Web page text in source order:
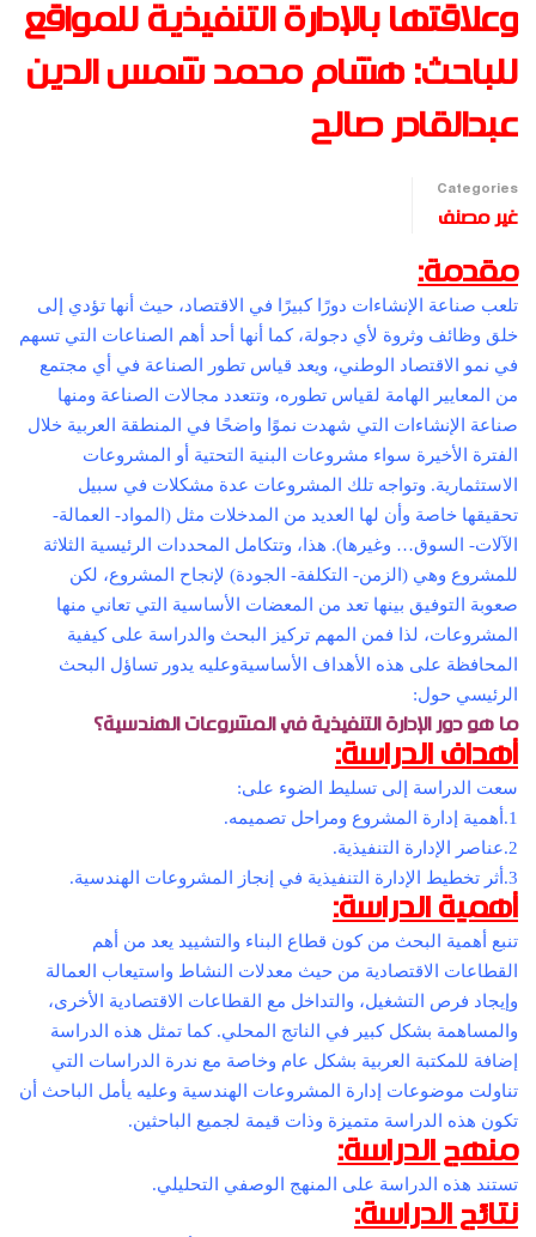
وعلاقتها بالإدارة التنفيذية للمواقع
للباحث: هشام محمد شمس الدين
عبدالقادر صالح
Categories
غير مصنف
مقدمة:
تلعب صناعة الإنشاءات دورًا كبيرًا في الاقتصاد، حيث أنها تؤدي إلى
خلق وظائف وثروة لأي دجولة، كما أنها أحد أهم الصناعات التي تسهم
في نمو الاقتصاد الوطني، ويعد قياس تطور الصناعة في أي مجتمع
من المعايير الهامة لقياس تطوره، وتتعدد مجالات الصناعة ومنها
صناعة الإنشاءات التي شهدت نموًا واضحًا في المنطقة العربية خلال
الفترة الأخيرة سواء مشروعات البنية التحتية أو المشروعات
الاستثمارية. وتواجه تلك المشروعات عدة مشكلات في سبيل
تحقيقها خاصة وأن لها العديد من المدخلات مثل (المواد- العمالة-
الآلات- السوق… وغيرها). هذا، وتتكامل المحددات الرئيسية الثلاثة
للمشروع وهي (الزمن- التكلفة- الجودة) لإنجاح المشروع، لكن
صعوبة التوفيق بينها تعد من المعضات الأساسية التي تعاني منها
المشروعات، لذا فمن المهم تركيز البحث والدراسة على كيفية
المحافظة على هذه الأهداف الأساسيةوعليه يدور تساؤل البحث
الرئيسي حول:
ما هو دور الإدارة التنفيذية في المشروعات الهندسية؟
أهداف الدراسة:
سعت الدراسة إلى تسليط الضوء على:
1.أهمية إدارة المشروع ومراحل تصميمه.
2.عناصر الإدارة التنفيذية.
3.أثر تخطيط الإدارة التنفيذية في إنجاز المشروعات الهندسية.
أهمية الدراسة:
تنبع أهمية البحث من كون قطاع البناء والتشييد يعد من أهم
القطاعات الاقتصادية من حيث معدلات النشاط واستيعاب العمالة
وإيجاد فرص التشغيل، والتداخل مع القطاعات الاقتصادية الأخرى،
والمساهمة بشكل كبير في الناتج المحلي. كما تمثل هذه الدراسة
إضافة للمكتبة العربية بشكل عام وخاصة مع ندرة الدراسات التي
تناولت موضوعات إدارة المشروعات الهندسية وعليه يأمل الباحث أن
تكون هذه الدراسة متميزة وذات قيمة لجميع الباحثين.
منهج الدراسة:
تستند هذه الدراسة على المنهج الوصفي التحليلي.
نتائج الدراسة: